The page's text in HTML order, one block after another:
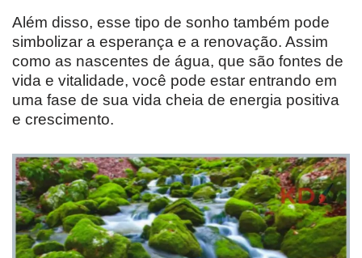
Além disso, esse tipo de sonho também pode
simbolizar a esperança e a renovação. Assim
como as nascentes de água, que são fontes de
vida e vitalidade, você pode estar entrando em
uma fase de sua vida cheia de energia positiva
e crescimento.